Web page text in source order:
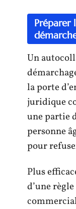
Préparer
Un
la porte
juridique
une partie
personne
pour
Plus
d’une